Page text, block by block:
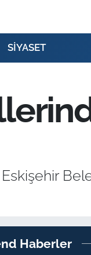
SİYASET
Haberler